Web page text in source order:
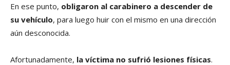
En ese punto, obligaron al carabinero a descender de
su vehículo, para luego huir con el mismo en una dirección
aún desconocida.
Afortunadamente, la víctima no sufrió lesiones físicas.